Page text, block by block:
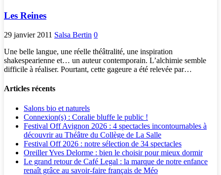
Les Reines
29 janvier 2011 Salsa Bertin 0
Une belle langue, une réelle théâtralité, une inspiration
shakespearienne et… un auteur contemporain. L’alchimie semble
difficile à réaliser. Pourtant, cette gageure a été relevée par…
Articles récents
Salons bio et naturels
Connexion(s) : Coralie bluffe le public !
Festival Off Avignon 2026 : 4 spectacles incontournables à
découvrir au Théâtre du Collège de La Salle
Festival Off 2026 : notre sélection de 34 spectacles
Oreiller Yves Delorme : bien le choisir pour mieux dormir
Le grand retour de Café Legal : la marque de notre enfance
renaît grâce au savoir-faire français de Méo